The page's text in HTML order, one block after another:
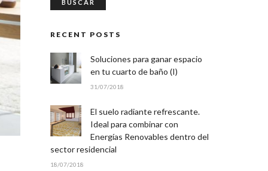
RECENT POSTS
Soluciones para ganar espacio
en tu cuarto de baño (I)
31/07/2018
El suelo radiante refrescante.
Ideal para combinar con
Energías Renovables dentro del
sector residencial
18/07/2018